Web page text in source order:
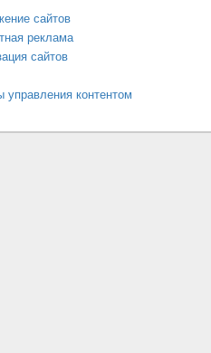
сайтов
реклама
сайтов
управления контентом